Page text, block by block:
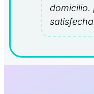
domicilio.